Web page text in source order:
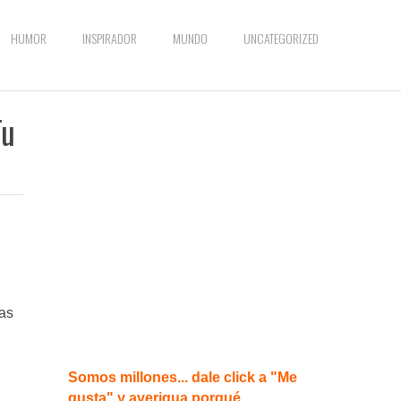
HUMOR INSPIRADOR MUNDO UNCATEGORIZED
Somos millones... dale click a "Me
gusta" y averigua porqué